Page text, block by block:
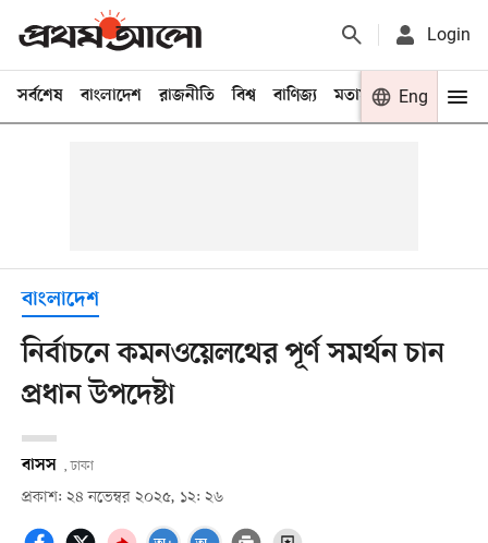
Login
সর্বশেষ বাংলাদেশ রাজনীতি বিশ্ব বাণিজ্য মতামত খেলা
Eng
বাংলাদেশ
নির্বাচনে কমনওয়েলথের পূর্ণ সমর্থন চান
প্রধান উপদেষ্টা
বাসস , ঢাকা
প্রকাশ: ২৪ নভেম্বর ২০২৫, ১২: ২৬